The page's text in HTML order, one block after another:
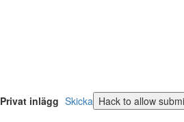
Privat inlägg Skicka